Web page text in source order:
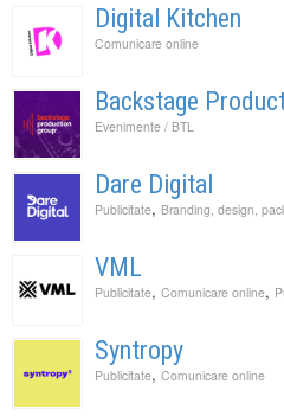
Digital Kitchen
Comunicare online
Backstage
Evenimente / BTL
Dare Digital
Publicitate, Branding, design,
VML
Publicitate, Comunicare online,
Syntropy
Publicitate, Comunicare online